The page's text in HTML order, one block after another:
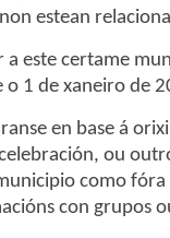
estean
este certame
o 1 de xaneiro de
en base á
ou
como fóra
con grupos